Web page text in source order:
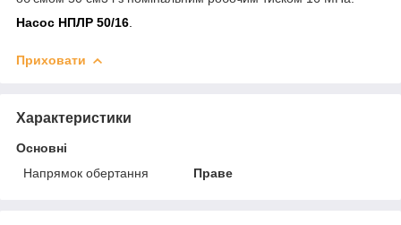
Насос НПЛР 50/16
Приховати
Характеристики
Основні
Напрямок обертання
Праве